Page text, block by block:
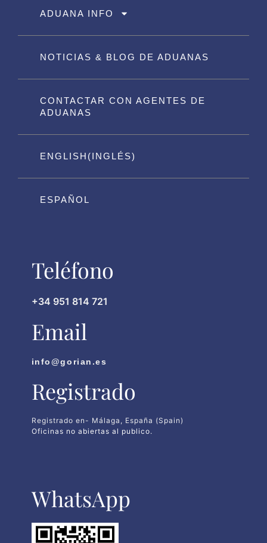
ADUANA INFO
NOTICIAS & BLOG DE ADUANAS
CONTACTAR CON AGENTES DE
ADUANAS
ENGLISH (INGLÉS)
ESPAÑOL
Teléfono
+34 951 814 721
Email
info@gorian.es
Registrado
Registrado en- Málaga, España (Spain)
Oficinas no abiertas al publico.
WhatsApp​